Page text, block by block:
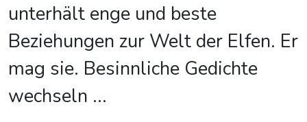
unterhält enge und beste
Beziehungen zur Welt der Elfen. Er
mag sie. Besinnliche Gedichte
wechseln ...